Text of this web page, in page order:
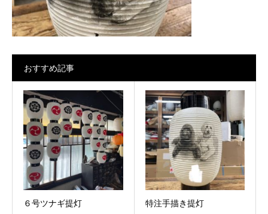
おすすめ記事
６号ツナギ提灯 特注手描き提灯